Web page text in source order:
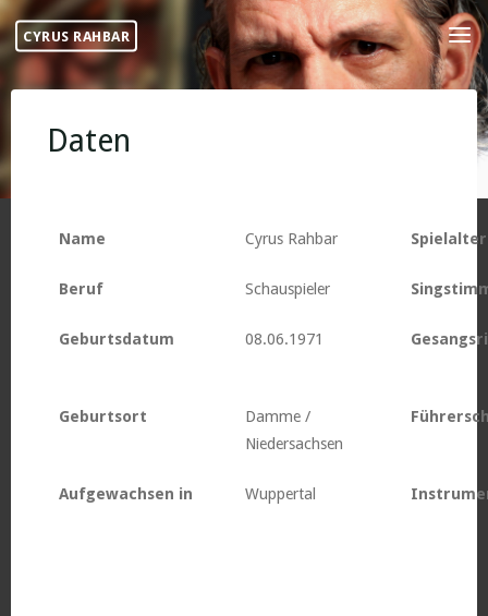
Skip
content
CYRUS RAHBAR
Daten
Name Cyrus Rahbar Spielalter
Beruf Schauspieler
Geburtsdatum 08.06.1971
Geburtsort
Damme /
Niedersachsen
Aufgewachsen in Wuppertal